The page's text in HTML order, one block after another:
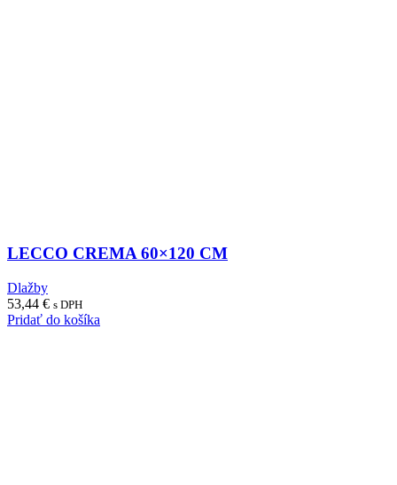
LECCO CREMA 60×120 CM
Dlažby
53,44 € s DPH
Pridať do košíka